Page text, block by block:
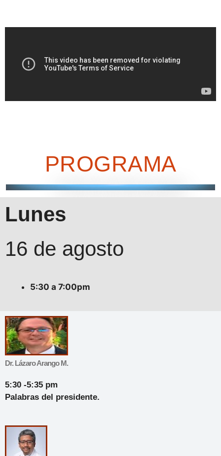
PROGRAMA
Lunes
16 de agosto
5:30 a 7:00pm
Dr. Lázaro Arango M.
5:30 -5:35 pm
Palabras del presidente.